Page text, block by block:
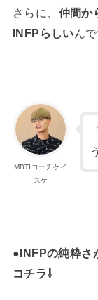
さらに、 仲間か
INFPらしいんで
MBTIコーチケイ
スケ
●INFPの純粋さ
コチラ⇩